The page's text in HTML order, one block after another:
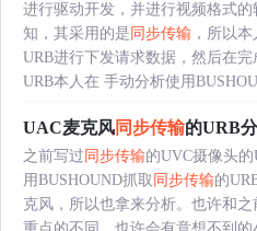
进行驱动开发，并进行视频格式
知，其采用的是 同步传输 ，所以
URB进行下发请求数据，然后在完
URB本人在 手动分析使用
UAC麦克风同步传输的URB
之前写过 同步传输的UVC摄像头
用BUSHOUND抓取 同步传输的
克风，所以也拿来分析。也许和